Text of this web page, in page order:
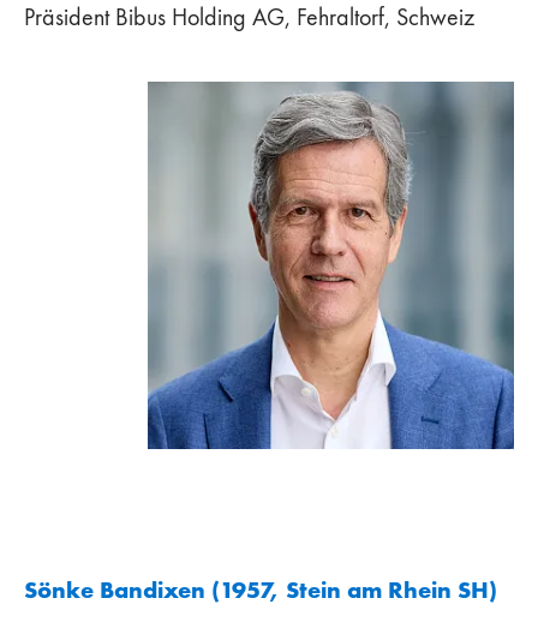
Präsident Bibus Holding AG, Fehraltorf, Schweiz
Sönke Bandixen (1957, Stein am Rhein SH)